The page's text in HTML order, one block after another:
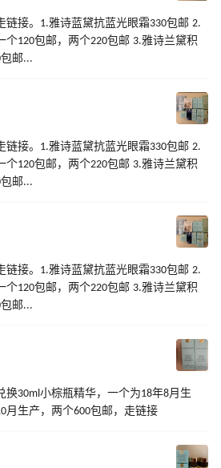
链接。1.雅诗蓝黛抗蓝光眼霜330包邮 2.
个120包邮，两个220包邮 3.雅诗兰黛积
邮...
链接。1.雅诗蓝黛抗蓝光眼霜330包邮 2.
个120包邮，两个220包邮 3.雅诗兰黛积
邮...
链接。1.雅诗蓝黛抗蓝光眼霜330包邮 2.
个120包邮，两个220包邮 3.雅诗兰黛积
邮...
换30ml小棕瓶精华，一个为18年8月生
月生产，两个600包邮，走链接